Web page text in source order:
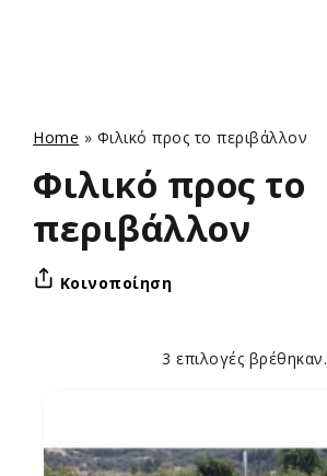
Home » Φιλικό προς το περιβάλλον
Φιλικό προς το
περιβάλλον
Κοινοποίηση
3 επιλογές βρέθηκαν.